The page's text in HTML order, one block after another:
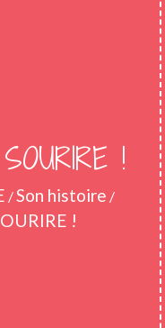
!
/Son histoire /
!